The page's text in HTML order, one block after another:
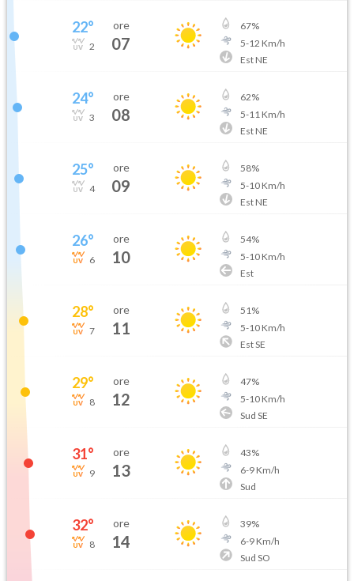
22°
2
ore
07
67%
5-12 Km/h
Est NE
24°
3
ore
08
62%
5-11 Km/h
Est NE
25°
4
ore
09
58%
5-10Km/h
Est NE
26°
6
ore
10
54%
5-10Km/h
Est
28°
7
ore
11
51%
5-10Km/h
Est SE
29°
8
ore
12
47%
5-10Km/h
Sud SE
31°
9
ore
13
43%
6-9Km/h
Sud
32°
8
ore
14
39%
6-9Km/h
Sud SO